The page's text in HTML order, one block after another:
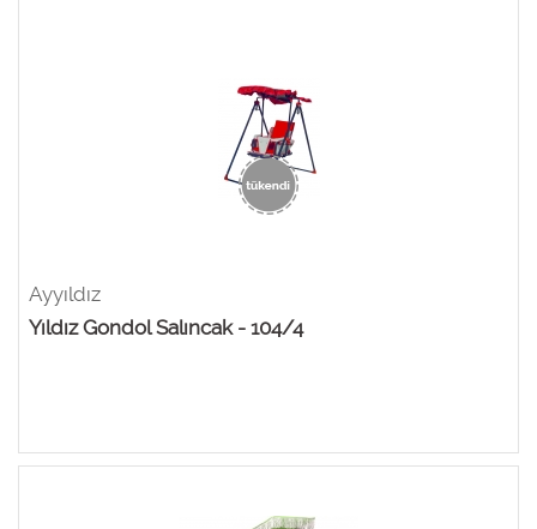
Ayyıldız
Yıldız Gondol Salıncak - 104/4